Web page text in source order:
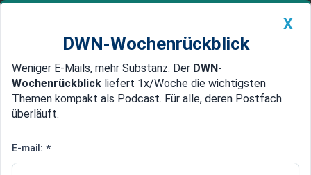
Newsticker MEIN DWN: Geldanlage Premium
Edelmetalle DWN-Magazin China
Nächste Woche -
X
DWN-Wochenrückblick
Weniger E-Mails, mehr Substanz: Der DWN-
Wochenrückblick liefert 1x/Woche die wichtigsten
Themen kompakt als Podcast. Für alle, deren Postfach
überläuft.
E-mail: *